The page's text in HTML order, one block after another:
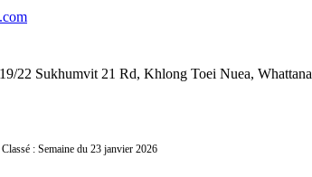
22 Sukhumvit 21 Rd, Khlong Toei Nuea,
: Semaine du 23 janvier 2026